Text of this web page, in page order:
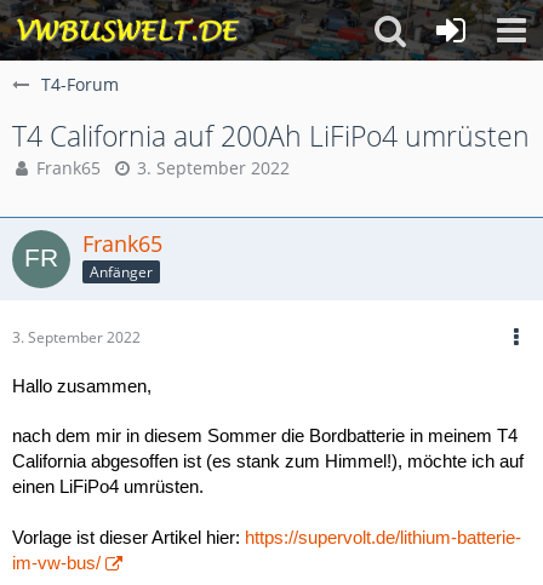
T4-Forum
T4 California auf 200Ah LiFiPo4 umrüsten
Frank65 3. September 2022
Frank65
Anfänger
3. September 2022
Hallo zusammen,
nach dem mir in diesem Sommer die Bordbatterie in meinem T4
California abgesoffen ist (es stank zum Himmel!), möchte ich auf
einen LiFiPo4 umrüsten.
Vorlage ist dieser Artikel hier: https://supervolt.de/lithium-batterie-
im-vw-bus/